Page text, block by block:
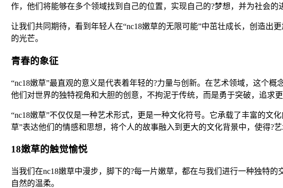
作，他们将能够在多个领域找到自己的位置，实现自己的?梦想，并为社会的
让我们共同期待，看到年轻人在“nc18嫩草的无限可能”中茁壮成长，创造
的光芒。
青春的象征
“nc18嫩草”最直观的意义是代表着年轻的?力量与创新。在艺术领域，这个
他们对世界的独特视角和大胆的创意，不拘泥于传统，而是勇于突破，追求更
“nc18嫩草”不仅仅是一种艺术形式，更是一种文化符号。它承载了丰富的文
草”表达他们的情感和思想，将个人的故事融入到更大的文化背景中，使得?
18嫩草的触觉愉悦
当我们在nc18嫩草中漫步，脚下的?每一片嫩草，都在与我们进行一种独特
自然的温柔。